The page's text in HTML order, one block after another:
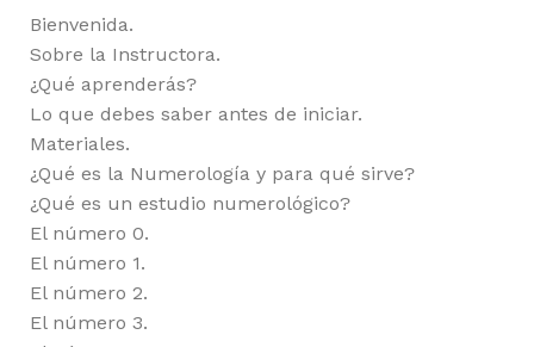
Bienvenida.
Sobre la Instructora.
¿Qué aprenderás?
Lo que debes saber antes de iniciar.
Materiales.
¿Qué es la Numerología y para qué sirve?
¿Qué es un estudio numerológico?
El número 0.
El número 1.
El número 2.
El número 3.